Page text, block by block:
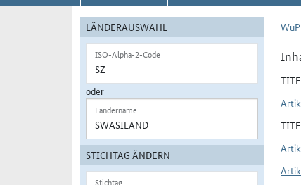
LÄNDERAUSWAHL
ISO-Alpha-2-Code
oder
Ländername
STICHTAG ÄNDERN
Stichtag